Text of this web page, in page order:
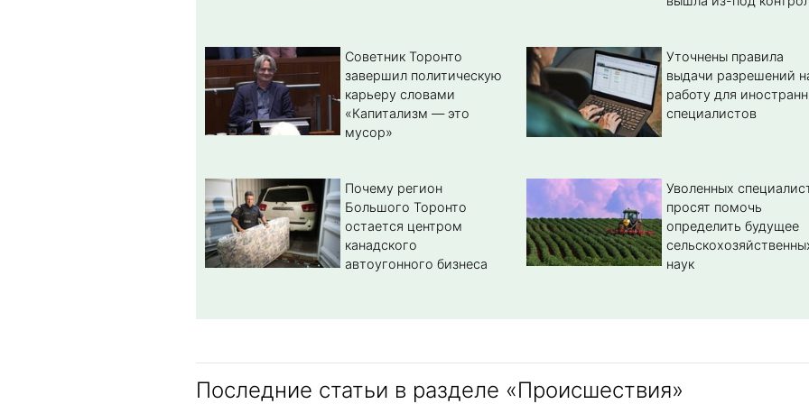
Советник Торонто
завершил политическую
карьеру словами
«Капитализм — это
мусор»
Уточнены правила
выдачи разрешений
работу для
специалистов
Почему регион
Большого Торонто
остается центром
канадского
автоугонного бизнеса
Уволенных
просят помочь
определить будущее
наук
Последние статьи в разделе «Происшествия»